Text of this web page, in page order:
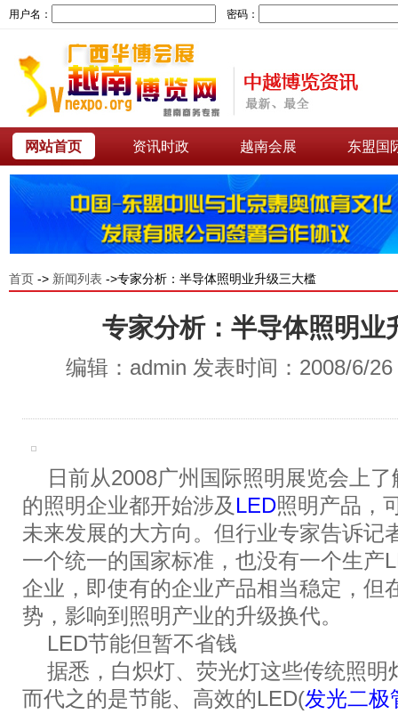
用户名： 密码：
网站首页 资讯时政 越南会展 东盟国
首页 -> 新闻列表 ->专家分析：半导体照明业升级三大槛
专家分析：半导体照明业
编辑：admin 发表时间：2008/6/
日前从2008广州国际照明展览会上了
的照明企业都开始涉及 LED照明产品，
未来发展的大方向。但行业专家告诉记
一个统一的国家标准，也没有一个生产
企业，即使有的企业产品相当稳定，但
势，影响到照明产业的升级换代。
LED节能但暂不省钱
据悉，白炽灯、荧光灯这些传统照明
而代之的是节能、高效的LED(发光二极